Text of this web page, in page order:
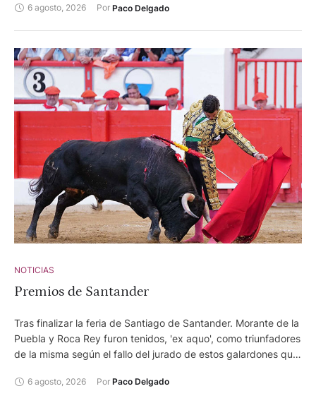
6 agosto, 2026 Por Paco Delgado
NOTICIAS
Premios de Santander
Tras finalizar la feria de Santiago de Santander. Morante de la
Puebla y Roca Rey furon tenidos, 'ex aquo', como triunfadores
de la misma según el fallo del jurado de estos galardones que
6 agosto, 2026 Por Paco Delgado